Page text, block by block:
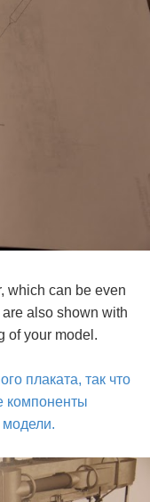
which can be even
also shown with
of your model.
плаката, так что
компоненты